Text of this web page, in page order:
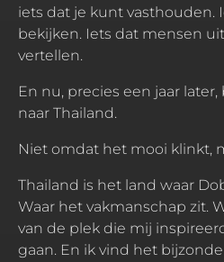
iets dat je kunt vasthouden.
bekijken. Iets dat mensen
vertellen.
En nu, precies een jaar
naar Thailand.
Niet omdat het mooi klinkt,
Thailand is het land waar
Waar het vakmanschap zit.
van de plek die mij
gaan. En ik vind het